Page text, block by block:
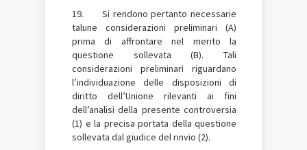
19. Si rendono pertanto necessarie
talune considerazioni preliminari (A)
prima di affrontare nel merito la
questione sollevata (B). Tali
considerazioni preliminari riguardano
l’individuazione delle disposizioni di
diritto dell’Unione rilevanti ai fini
dell’analisi della presente controversia
(1) e la precisa portata della questione
sollevata dal giudice del rinvio (2).